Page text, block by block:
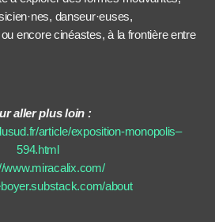
danseur·euses,
encore cinéastes, à la frontière entre
aller plus loin :
article/exposition-monopolis–
594.html
www.miracalix.com/
about